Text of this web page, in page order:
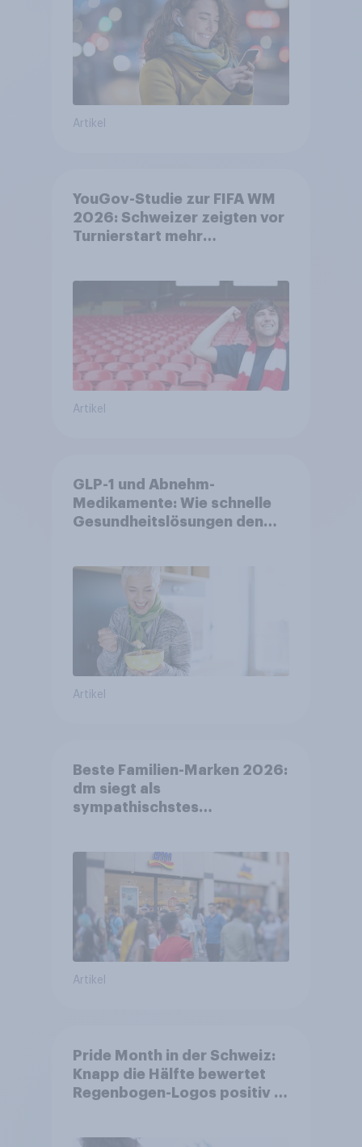
Artikel
YouGov-Studie zur FIFA WM
2026: Schweizer zeigten vor
Turnierstart mehr
Artikel
GLP-1 und Abnehm-
Medikamente: Wie schnelle
Gesundheitslösungen den
Artikel
Beste Familien-Marken 2026:
dm siegt als
sympathischstes
Artikel
Pride Month in der Schweiz:
Knapp die Hälfte bewertet
Regenbogen-Logos positiv –